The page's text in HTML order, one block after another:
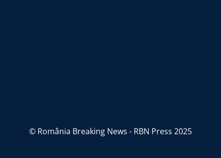
© România Breaking News - RBN Press 2025